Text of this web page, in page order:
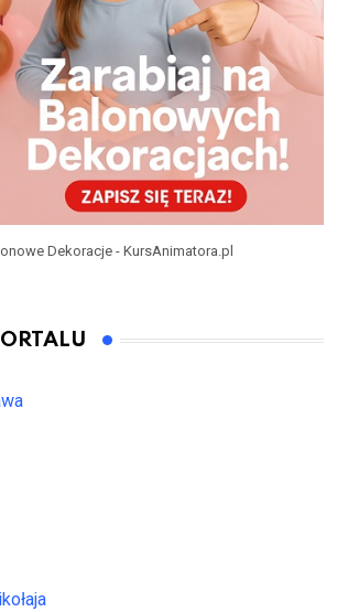
Dekoracje - KursAnimatora.pl